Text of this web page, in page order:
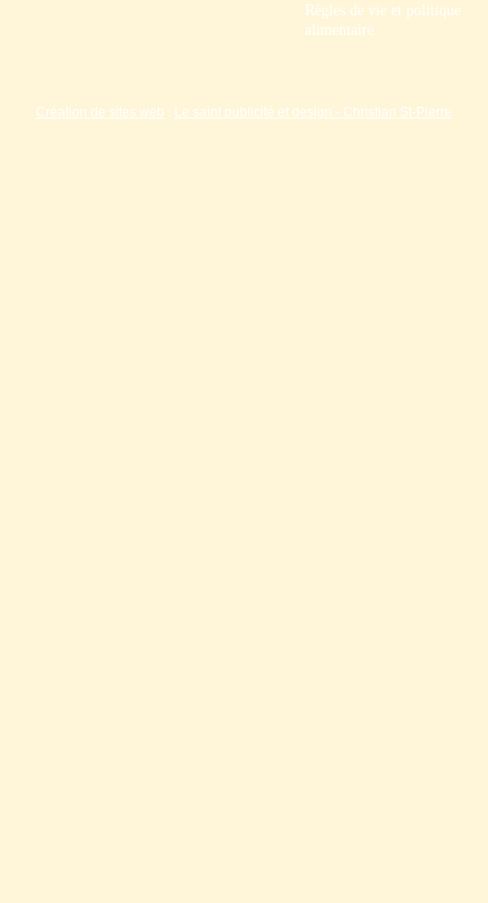
Règles de vie et politique
alimentaire
Création de sites web : Le saint publicité et design - Christian St-Pierre